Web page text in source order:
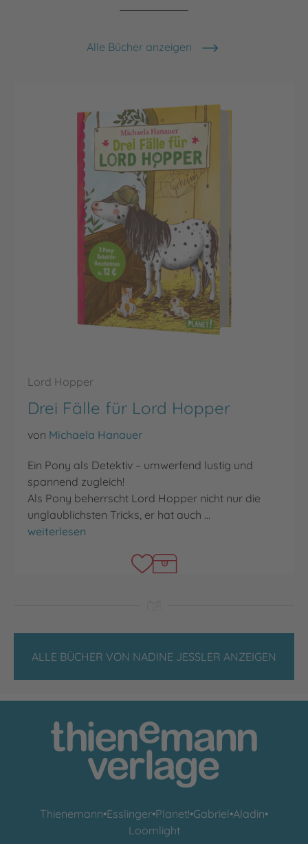
Alle Bücher anzeigen
Lord Hopper
Drei Fälle für Lord Hopper
von Michaela Hanauer
Ein Pony als Detektiv – umwerfend lustig und
spannend zugleich!
Als Pony beherrscht Lord Hopper nicht nur die
unglaublichsten Tricks, er hat auch …
Drei Fälle für Lord Hopper
weiterlesen
ALLE BÜCHER VON NADINE JESSLER ANZEIGEN
Thienemann•Esslinger•Planet!•Gabriel•Aladin•
Loomlight